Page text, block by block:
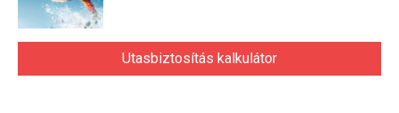
Utasbiztosítás kalkulátor